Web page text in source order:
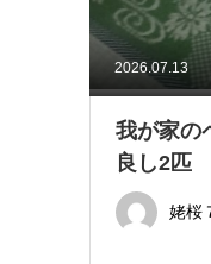
2026.07.13
我が家
良し2匹
姥桜